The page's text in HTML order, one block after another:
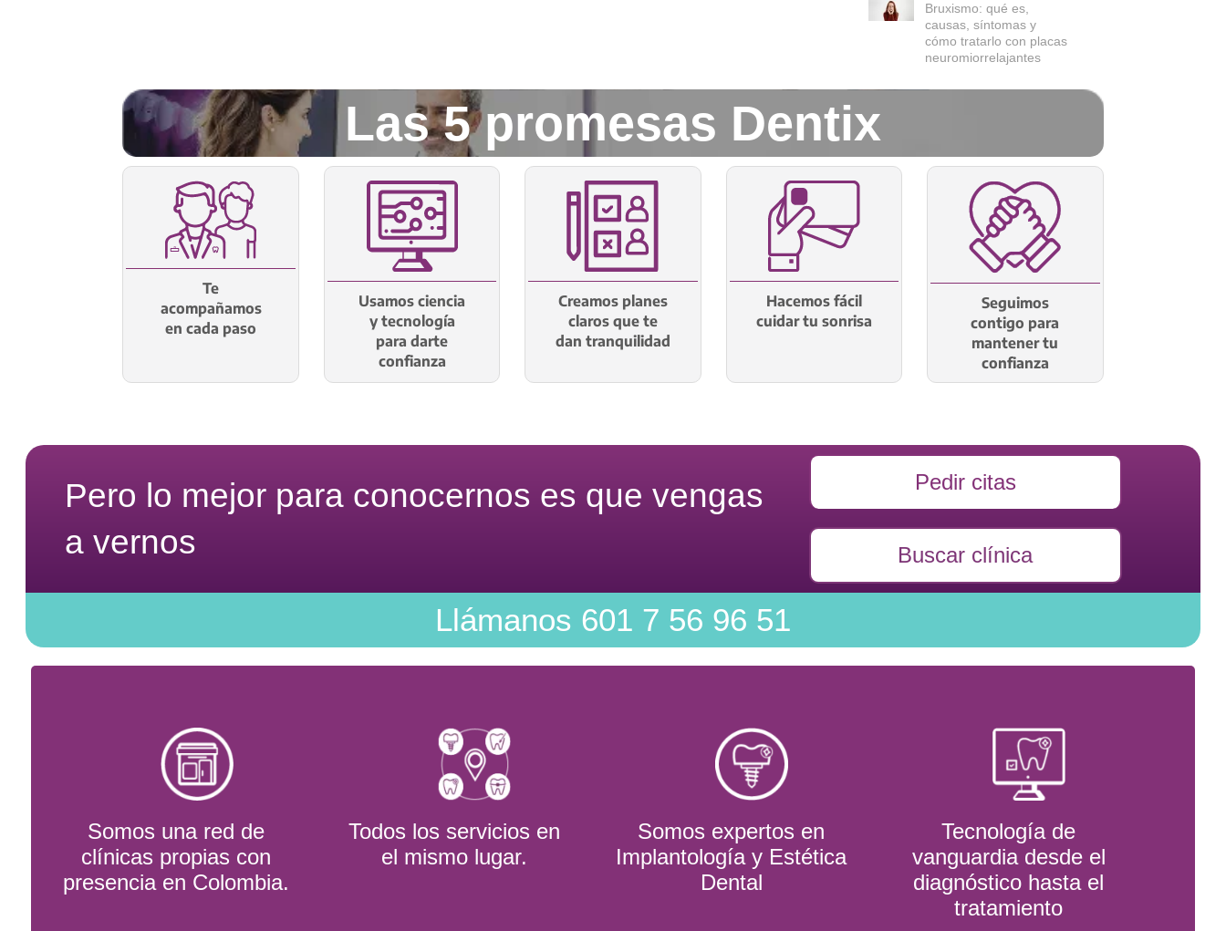
Bruxismo: qué es,
causas, síntomas y
cómo tratarlo con placas
neuromiorrelajantes
Las 5 promesas Dentix
Te
acompañamos
en cada paso
Usamos ciencia
y tecnología
para darte
confianza
Creamos planes
claros que te
dan tranquilidad
Hacemos fácil
cuidar tu sonrisa
Seguimos
contigo para
mantener tu
confianza
Pero lo mejor para conocernos es que vengas
a vernos
Pedir citas
Buscar clínica
Llámanos 601 7 56 96 51
Somos una red de
clínicas propias con
presencia en Colombia.
Todos los servicios en
el mismo lugar.
Somos expertos en
Implantología y Estética
Dental
Tecnología de
vanguardia desde el
diagnóstico hasta el
tratamiento